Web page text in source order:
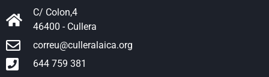
C/ Colon,4
46400 - Cullera
correu@culleralaica.org
644 759 381